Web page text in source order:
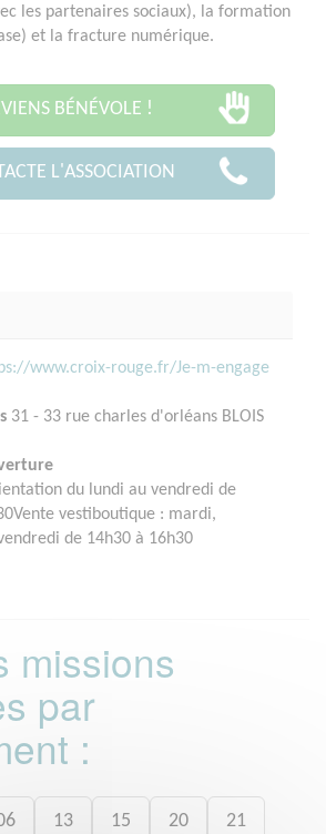
les partenaires sociaux), la formation
et la fracture numérique.
BÉNÉVOLE !
L'ASSOCIATION
www.croix-rouge.fr/Je-m-engage
31 - 33 rue charles d'orléans BLOIS
du lundi au vendredi de
vestiboutique : mardi,
de 14h30 à 16h30
missions
par
:
13 15 20 21